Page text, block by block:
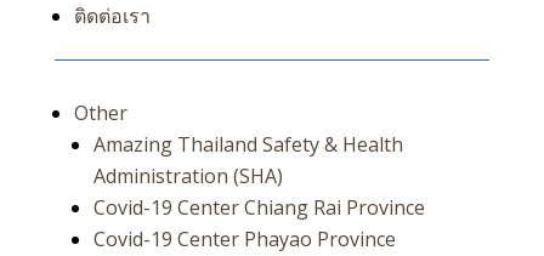
ติดต่อเรา
Other
Amazing Thailand Safety & Health
Administration (SHA)
Covid-19 Center Chiang Rai Province
Covid-19 Center Phayao Province